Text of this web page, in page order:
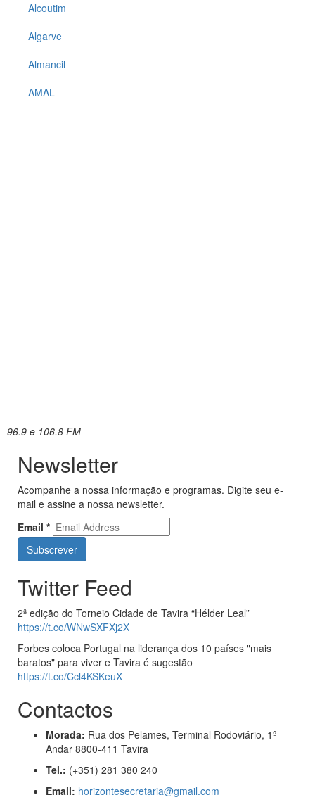
Alcoutim
Algarve
Almancil
AMAL
96.9 e 106.8 FM
Newsletter
Acompanhe a nossa informação e programas. Digite seu e-
mail e assine a nossa newsletter.
Email *
Twitter Feed
2ª edição do Torneio Cidade de Tavira “Hélder Leal”
https://t.co/WNwSXFXj2X
Forbes coloca Portugal na liderança dos 10 países "mais
baratos" para viver e Tavira é sugestão
https://t.co/Ccl4KSKeuX
Contactos
Morada: Rua dos Pelames, Terminal Rodoviário, 1º
Andar 8800-411 Tavira
Tel.: (+351) 281 380 240
Email: horizontesecretaria@gmail.com